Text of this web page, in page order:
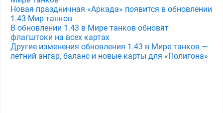
Новая праздничная «Аркада» появится в обновлении
1.43 Мир танков
В обновлении 1.43 в Мире танков обновят
флагштоки на всех картах
Другие изменения обновления 1.43 в Мире танков —
летний ангар, баланс и новые карты для «Полигона»